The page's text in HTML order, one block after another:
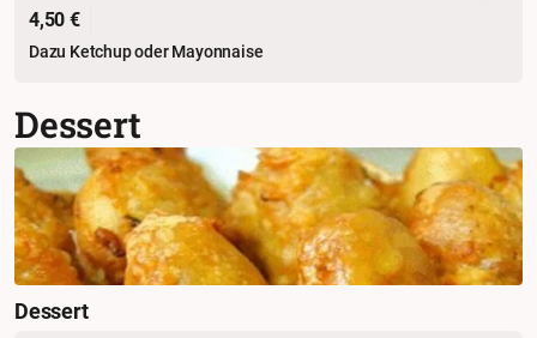
4,50 €
Dazu Ketchup oder Mayonnaise
Dessert
Dessert